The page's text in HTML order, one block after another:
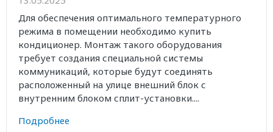
Для обеспечения оптимального температурного
режима в помещении необходимо купить
кондиционер. Монтаж такого оборудования
требует создания специальной системы
коммуникаций, которые будут соединять
расположенный на улице внешний блок с
внутренним блоком сплит-установки....
Подробнее